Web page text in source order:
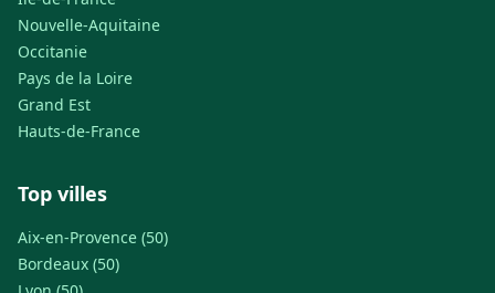
Nouvelle-Aquitaine
Occitanie
Pays de la Loire
Grand Est
Hauts-de-France
Top villes
Aix-en-Provence (50)
Bordeaux (50)